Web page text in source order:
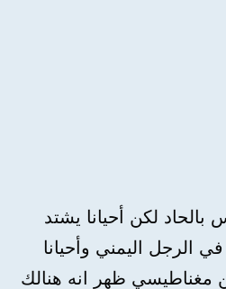
لكن أحيانا يشتد
الرجل اليمني وأحيانا
مغناطيسي ظهر انه هنالك